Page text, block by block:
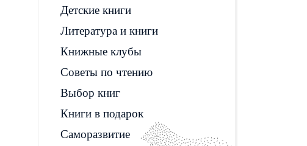
Детские книги
Литература и книги
Книжные клубы
Советы по чтению
Выбор книг
Книги в подарок
Саморазвитие